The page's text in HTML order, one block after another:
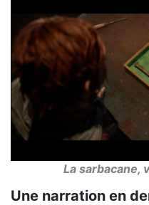
La sarbacane,
Une narration en